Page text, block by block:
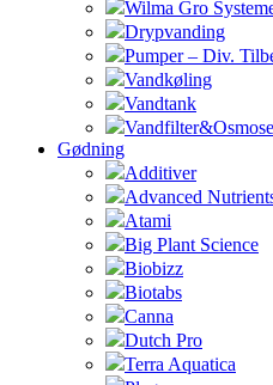
Wilma Gro
Drypvanding
Pumper – Div.
Vandkøling
Vandtank
Vandfilter&Osmose
Gødning
Additiver
Advanced
Atami
Big Plant Science
Biobizz
Biotabs
Canna
Dutch Pro
Terra Aquatica